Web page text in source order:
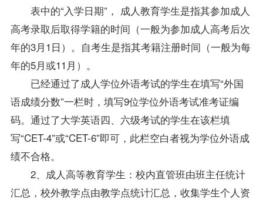
表中的“入学日期”， 成人教育学生是指其参加成人
高考录取后取得学籍的时间（一般为参加成人高考后次
年的3月1日）。自考生是指其考籍注册时间（一般为每
年的5月或11月）。
已经通过了成人学位外语考试的学生在填写“外国
语成绩分数”一栏时，填写9位学位外语考试准考证编
码。通过了大学英语四、六级考试的学生在该栏填
写“CET-4”或“CET-6”即可，此栏空白者视为学位外语成
绩不合格。
2、成人高等教育学生：校内直管班由班主任统计
汇总，校外教学点由教学点统计汇总，收集学生个人资